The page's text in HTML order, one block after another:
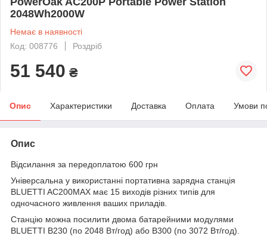
2048Wh2000W
Немає в наявності
Код: 008776
Роздріб
51 540 ₴
Опис Характеристики Доставка Оплата Умови
Опис
Відсилання за передоплатою 600 грн
Універсальна у використанні портативна зарядна станція
BLUETTI AC200MAX має 15 виходів різних типів для
одночасного живлення ваших приладів.
Станцію можна посилити двома батарейними модулями
BLUETTI B230 (по 2048 Вт/год) або B300 (по 3072 Вт/год).